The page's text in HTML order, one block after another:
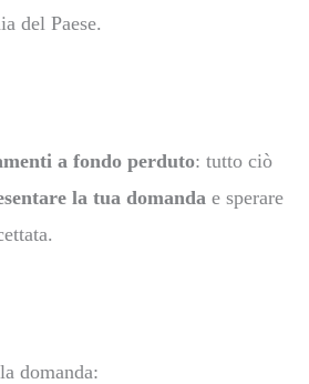
del Paese.
a fondo perduto: tutto ciò
la tua domanda e sperare
domanda: